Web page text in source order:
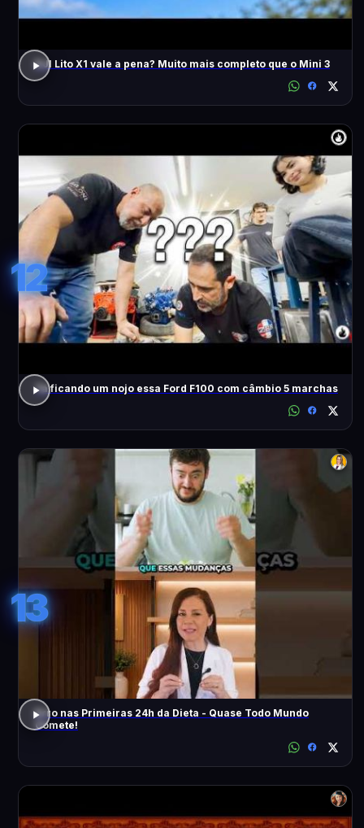
DJI Lito X1 vale a pena? Muito mais completo que o Mini 3
12
Tá ficando um nojo essa Ford F100 com câmbio 5 marchas
13
Erro nas Primeiras 24h da Dieta - Quase Todo Mundo
Comete!